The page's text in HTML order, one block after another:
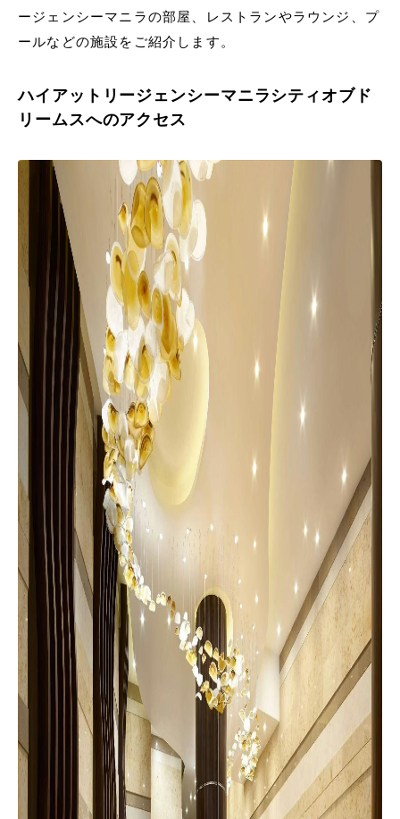
ージェンシーマニラの部屋、レストランやラウンジ、プ
ールなどの施設をご紹介します。
ハイアットリージェンシーマニラシティオブド
リームスへのアクセス